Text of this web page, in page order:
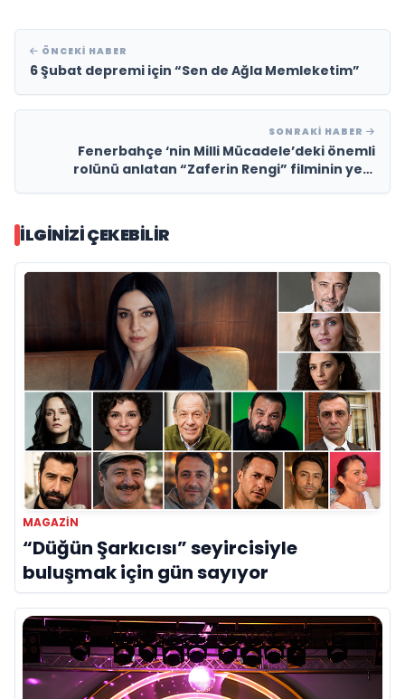
ÖNCEKI HABER
6 Şubat depremi için “Sen de Ağla Memleketim”
SONRAKI HABER
Fenerbahçe ‘nin Milli Mücadele’deki önemli
rolünü anlatan “Zaferin Rengi” filminin yeni
İLGINIZI ÇEKEBILIR
MAGAZIN
“Düğün Şarkıcısı” seyircisiyle
buluşmak için gün sayıyor